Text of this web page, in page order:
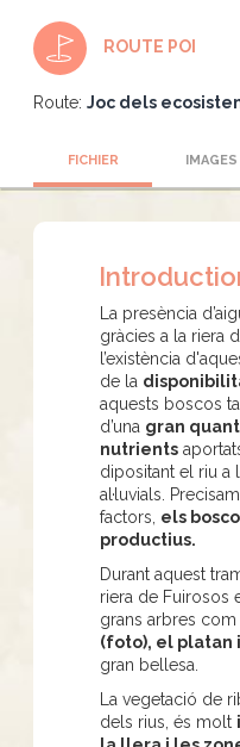
ROUTE POI
Route: Joc dels
FICHIER IMAGES
La presència
gràcies a la riera
l’existència
de la
aquests boscos
d’una gran
nutrients
dipositant el riu a
al·luvials.
factors, els
productius.
Durant aquest
riera de Fuirosos
grans arbres com
(foto), el platan
gran bellesa.
La vegetació de
dels rius, és molt